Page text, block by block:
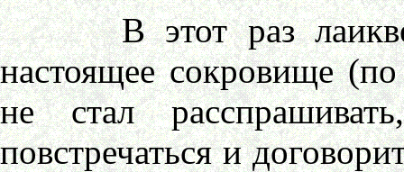
В этот раз
настоящее сокровище
не стал
повстречаться и